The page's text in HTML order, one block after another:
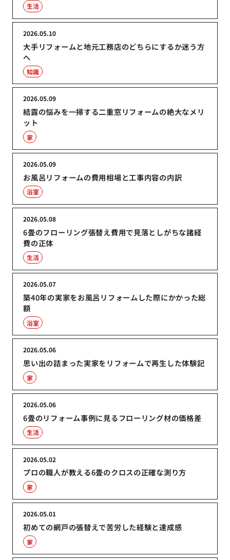
生活
大手リフォームと地元工務店のどちらにするか迷う方
へ
2026.05.10
知識
結露の悩みを一掃する二重窓リフォームの絶大なメリ
ット
2026.05.09
家
お風呂リフォームの費用相場と工事内容の内訳
2026.05.09
浴室
6畳のフローリング張替え費用で見落としがちな諸経
費の正体
2026.05.08
生活
築40年の実家をお風呂リフォームした際にかかった総
額
2026.05.07
浴室
思い出の詰まった実家をリフォームで再生した体験記
2026.05.06
家
6畳のリフォーム事例に見るフローリング材の価格差
2026.05.06
生活
プロの職人が教える6畳のクロスの正確な測り方
2026.05.02
家
初めての網戸の張替えで苦労した経験と達成感
2026.05.01
家